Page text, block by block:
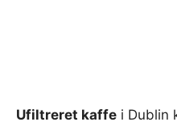
Ufiltreret kaffe i Dublin